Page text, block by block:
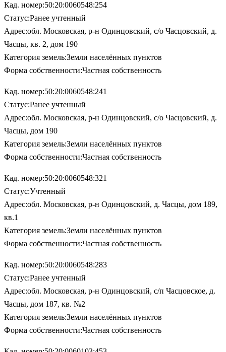
Кад. номер:50:20:0060548:254
Статус:Ранее учтенный
Адрес:обл. Московская, р-н Одинцовский, с/о Часцовский, д.
Часцы, кв. 2, дом 190
Категория земель:Земли населённых пунктов
Форма собственности:Частная собственность
Кад. номер:50:20:0060548:241
Статус:Ранее учтенный
Адрес:обл. Московская, р-н Одинцовский, с/о Часцовский, д.
Часцы, дом 190
Категория земель:Земли населённых пунктов
Форма собственности:Частная собственность
Кад. номер:50:20:0060548:321
Статус:Учтенный
Адрес:обл. Московская, р-н Одинцовский, д. Часцы, дом 189,
кв.1
Категория земель:Земли населённых пунктов
Форма собственности:Частная собственность
Кад. номер:50:20:0060548:283
Статус:Ранее учтенный
Адрес:обл. Московская, р-н Одинцовский, с/п Часцовское, д.
Часцы, дом 187, кв. №2
Категория земель:Земли населённых пунктов
Форма собственности:Частная собственность